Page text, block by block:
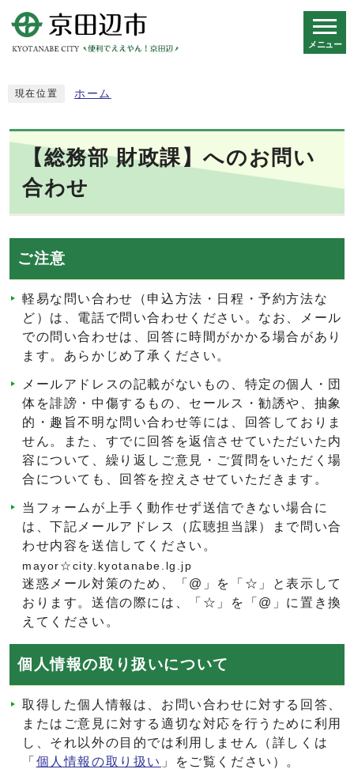
メニュー
現在位置 ホーム
【総務部 財政課】へのお問い
合わせ
ご注意
軽易な問い合わせ（申込方法・日程・予約方法な
ど）は、電話で問い合わせください。なお、メール
での問い合わせは、回答に時間がかかる場合があり
ます。あらかじめ了承ください。
メールアドレスの記載がないもの、特定の個人・団
体を誹謗・中傷するもの、セールス・勧誘や、抽象
的・趣旨不明な問い合わせ等には、回答しておりま
せん。また、すでに回答を返信させていただいた内
容について、繰り返しご意見・ご質問をいただく場
合についても、回答を控えさせていただきます。
当フォームが上手く動作せず送信できない場合に
は、下記メールアドレス（広聴担当課）まで問い合
わせ内容を送信してください。
mayor☆city.kyotanabe.lg.jp
迷惑メール対策のため、「@」を「☆」と表示して
おります。送信の際には、「☆」を「@」に置き換
えてください。
個人情報の取り扱いについて
取得した個人情報は、お問い合わせに対する回答、
またはご意見に対する適切な対応を行うために利用
し、それ以外の目的では利用しません（詳しくは
「 個人情報の取り扱い 」をご覧ください）。